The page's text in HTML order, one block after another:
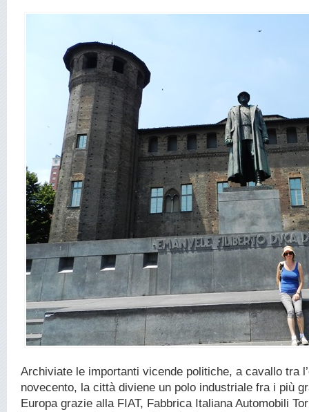
Archiviate le importanti vicende politiche, a cavallo tra
novecento, la città diviene un polo industriale fra i più
Europa grazie alla FIAT, Fabbrica Italiana Automobili